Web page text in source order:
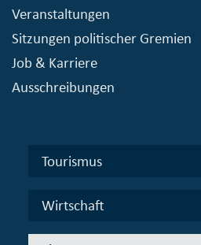
Veranstaltungen
Sitzungen politischer Gremien
Job & Karriere
Ausschreibungen
Tourismus
Wirtschaft